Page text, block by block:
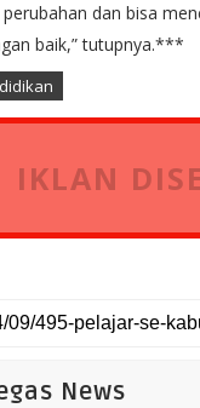
dan bisa
baik,” tutupnya.***
IKLAN
News